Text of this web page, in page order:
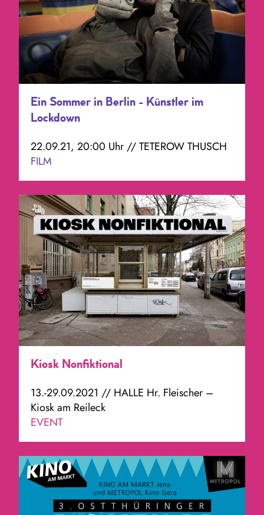
Ein Sommer in Berlin - Künstler im
Lockdown
22.09.21, 20:00 Uhr // TETEROW THUSCH
FILM
Kiosk Nonfiktional
13.-29.09.2021 // HALLE Hr. Fleischer –
Kiosk am Reileck
EVENT